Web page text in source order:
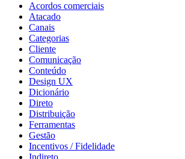
Acordos comerciais
Atacado
Canais
Categorias
Cliente
Comunicação
Conteúdo
Design UX
Dicionário
Direto
Distribuição
Ferramentas
Gestão
Incentivos / Fidelidade